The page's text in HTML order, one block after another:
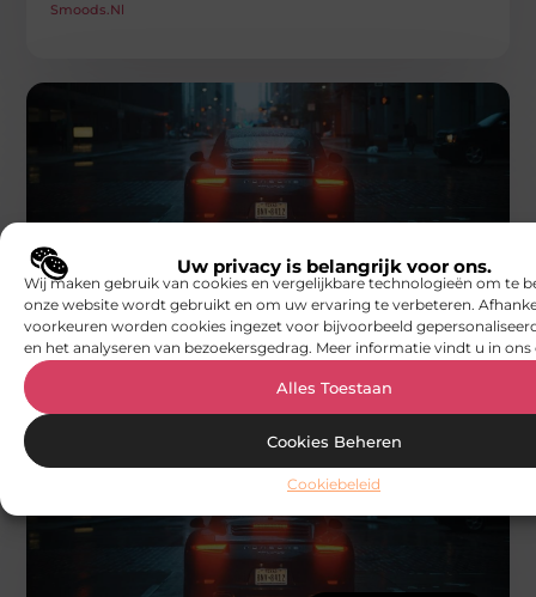
Uw privacy is belangrijk voor ons.
Wij maken gebruik van cookies en vergelijkbare technologieën om te
onze website wordt gebruikt en om uw ervaring te verbeteren.
voorkeuren worden cookies ingezet voor bijvoorbeeld
en het analyseren van bezoekersgedrag. Meer informatie vindt u in ons
Alles Toestaan
Cookies Beheren
Cookiebeleid
Smoods.nl
De Kunst van Auto Detailing bij Ziebart:
Bescherming en Glans in Perfecte
Harmonie
Bij Ziebart begrijpen we dat uw auto meer is dan alleen
een vervoermiddel. Het is een verlengstuk van uw